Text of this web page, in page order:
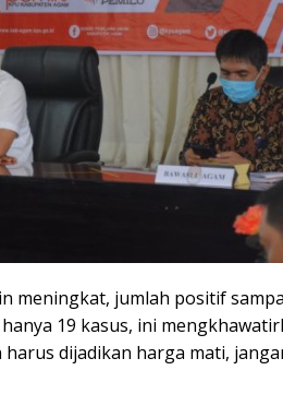
meningkat, jumlah positif
19 kasus, ini
dijadikan harga mati,